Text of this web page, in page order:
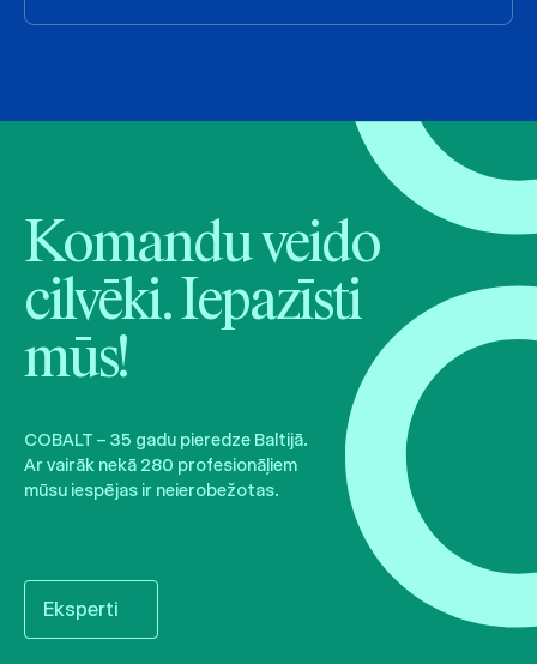
Komandu veido
cilvēki. Iepazīsti
mūs!
COBALT – 35 gadu pieredze Baltijā.
Ar vairāk nekā 280 profesionāļiem
mūsu iespējas ir neierobežotas.
Eksperti